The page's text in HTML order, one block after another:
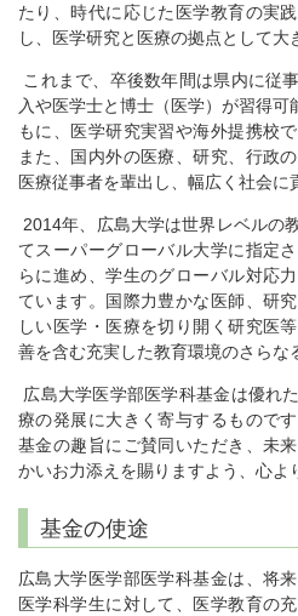
たり、時代に応じた医学教育の実
し、医学研究と医療の拠点として大
これまで、卒後数年間は県内に従
入や医学士と博士（医学）が習得可
もに、医学研究実習や海外提携校
また、国内外の医療、研究、行政
医療従事者を輩出し、幅広く社会に
2014年、広島大学は世界レベルの
てスーパーグローバル大学に指定
らに進め、学生のグローバル対応
ています。国際力豊かな医師、研
しい医学・医療を切り開く研究医
善を含む充実した教育環境のさらな
広島大学医学部医学科基金は優れ
療の発展に大きく寄与するもので
基金の趣旨にご賛同いただき、未
かいお力添えを賜りますよう、心よ
基金の使途
広島大学医学部医学科基金は、将
医学科学生に対して、医学教育の